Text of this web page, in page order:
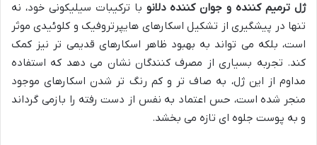
ژل ترمیم کننده و جوان کننده دلانو با ترکیبات سیلیکونی خود، نه
تنها در پیشگیری از تشکیل اسکارهای هایپرتروفیک و کلوئیدی موثر
است، بلکه می تواند به بهبود ظاهر اسکارهای قدیمی تر نیز کمک
کند. تجربه بسیاری از مصرف کنندگان نشان می دهد که استفاده
مداوم از این ژل، به صاف تر و کم رنگ تر شدن اسکارهای موجود
منجر شده است، حس اعتماد به نفس از دست رفته را بازمی گرداند
و به پوست جلوه ای تازه می بخشد.